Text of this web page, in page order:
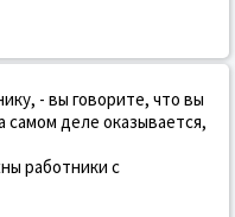
- вы говорите, что вы
деле оказывается,
работники с